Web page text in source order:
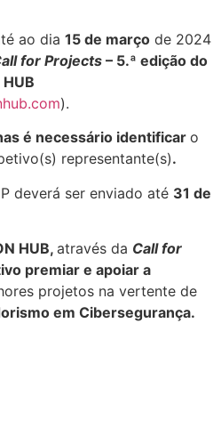
ao dia 15 de março de 2024
for Projects– 5.ª edição do
HUB
).
é necessário identificar o
representante(s).
deverá ser enviado até 31 de
HUB, através da Call for
premiar e apoiar a
projetos na vertente de
em Cibersegurança.